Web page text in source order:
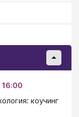
16:00
коучинг